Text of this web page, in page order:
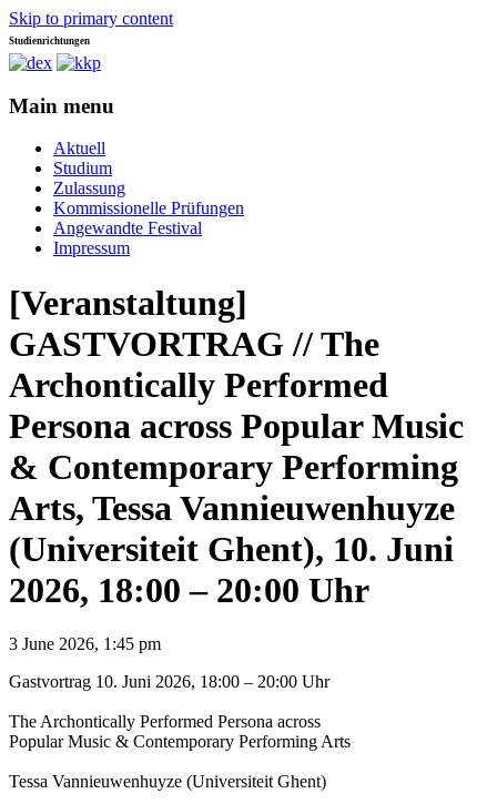
Skip to primary content
dex-kkp
Universität für angewandte Kunst Wien
Studienrichtungen
Main menu
Aktuell
Studium
Zulassung
Kommissionelle Prüfungen
Angewandte Festival
Impressum
[Veranstaltung]
GASTVORTRAG // The
Archontically Performed
Persona across Popular Music
& Contemporary Performing
Arts, Tessa Vannieuwenhuyze
(Universiteit Ghent), 10. Juni
2026, 18:00 – 20:00 Uhr
3 June 2026, 1:45 pm
Gastvortrag 10. Juni 2026, 18:00 – 20:00 Uhr
The Archontically Performed Persona across
Popular Music & Contemporary Performing Arts
Tessa Vannieuwenhuyze (Universiteit Ghent)